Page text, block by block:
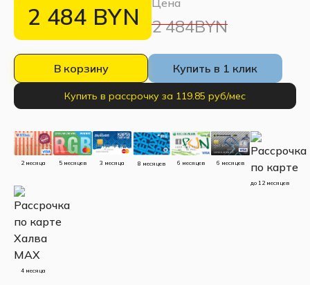
2 484 BYN Цена
2 484BYN
В корзину Купить в 1 клик
Купить в рассрочку за 119.85 руб/мес
2 месяца 5 месяцев 3 месяца 8 месяцев 6 месяцев 6 месяцев
до 12 месяцев
4 месяца